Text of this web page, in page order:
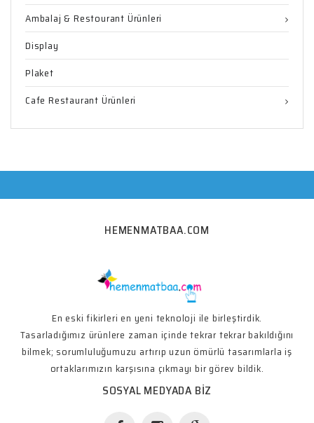
Ambalaj & Restourant Ürünleri
Display
Plaket
Cafe Restaurant Ürünleri
HEMENMATBAA.COM
En eski fikirleri en yeni teknoloji ile birleştirdik.
Tasarladığımız ürünlere zaman içinde tekrar tekrar bakıldığını
bilmek; sorumluluğumuzu artırıp uzun ömürlü tasarımlarla iş
ortaklarımızın karşısına çıkmayı bir görev bildik.
SOSYAL MEDYADA BIZ